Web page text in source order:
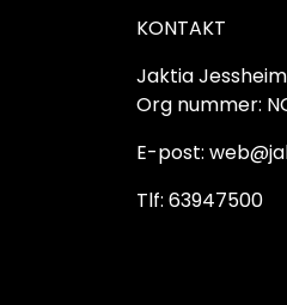
KONTAKT
Jaktia Jessheim
Org nummer:
E-post:
Tlf: 63947500